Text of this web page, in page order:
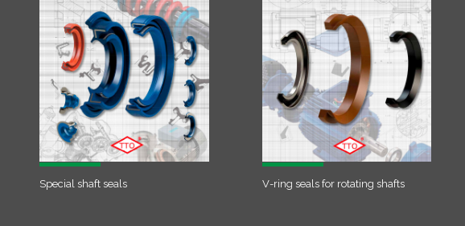
Special shaft seals V-ring seals for rotating shafts